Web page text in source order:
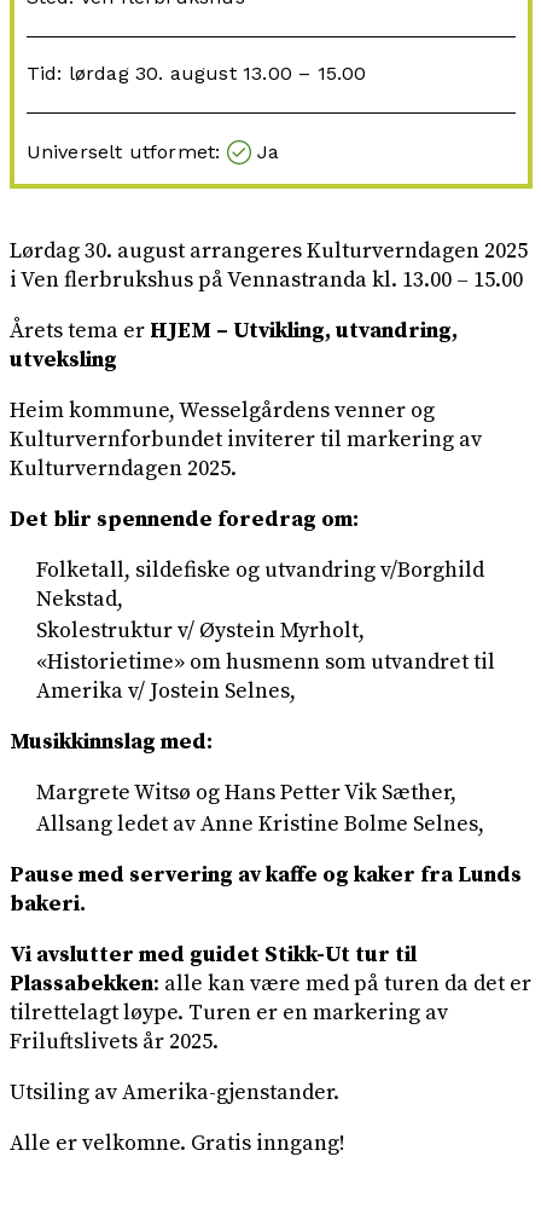
Tid: lørdag 30. august 13.00 – 15.00
Universelt utformet: Ja
Lørdag 30. august arrangeres Kulturverndagen 2025
i Ven flerbrukshus på Vennastranda kl. 13.00 – 15.00
Årets tema er HJEM – Utvikling, utvandring,
utveksling
Heim kommune, Wesselgårdens venner og
Kulturvernforbundet inviterer til markering av
Kulturverndagen 2025.
Det blir spennende foredrag om:
Folketall, sildefiske og utvandring v/Borghild
Nekstad,
Skolestruktur v/ Øystein Myrholt,
«Historietime» om husmenn som utvandret til
Amerika v/ Jostein Selnes,
Musikkinnslag med:
Margrete Witsø og Hans Petter Vik Sæther,
Allsang ledet av Anne Kristine Bolme Selnes,
Pause med servering av kaffe og kaker fra Lunds
bakeri.
Vi avslutter med guidet Stikk-Ut tur til
Plassabekken: alle kan være med på turen da det er
tilrettelagt løype. Turen er en markering av
Friluftslivets år 2025.
Utsiling av Amerika-gjenstander.
Alle er velkomne. Gratis inngang!